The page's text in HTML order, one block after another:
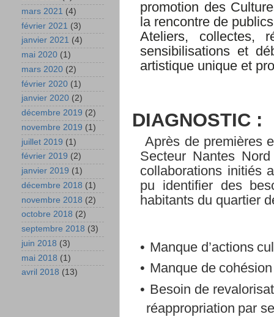
promotion des
la rencontre de publics
Ateliers, collectes,
sensibilisations et
artistique unique et
DIAGNOSTIC :
Après de premières
Secteur Nantes
collaborations initiés
pu identifier des
habitants du quartier
• Manque d’actions
• Manque de cohésion
• Besoin de
réappropriation par
mars 2021 (4)
février 2021 (3)
janvier 2021 (4)
mai 2020 (1)
mars 2020 (2)
février 2020 (1)
janvier 2020 (2)
décembre 2019 (2)
novembre 2019 (1)
juillet 2019 (1)
février 2019 (2)
janvier 2019 (1)
décembre 2018 (1)
novembre 2018 (2)
octobre 2018 (2)
septembre 2018 (3)
juin 2018 (3)
mai 2018 (1)
avril 2018 (13)